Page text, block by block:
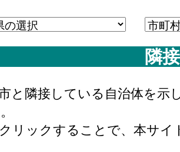
隣
と隣接している自治体を示
リックすることで、本サ